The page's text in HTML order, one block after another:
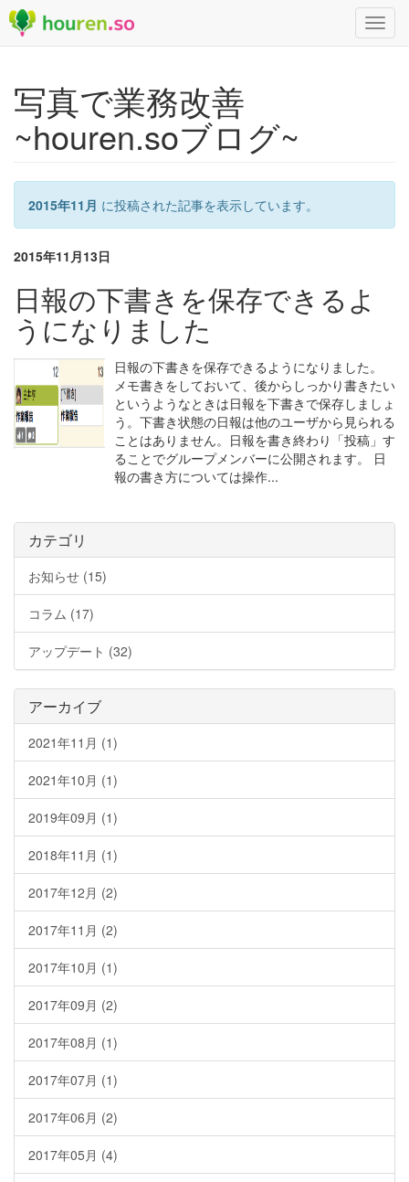
写真で業務改善
~houren.soブログ~
2015年11月 に投稿された記事を表示しています。
2015年11月13日
日報の下書きを保存できるよ
うになりました
日報の下書きを保存できるようになりました。
メモ書きをしておいて、後からしっかり書きたい
というようなときは日報を下書きで保存しましょ
う。下書き状態の日報は他のユーザから見られる
ことはありません。日報を書き終わり「投稿」す
ることでグループメンバーに公開されます。 日
報の書き方については操作...
カテゴリ
お知らせ (15)
コラム (17)
アップデート (32)
アーカイブ
2021年11月 (1)
2021年10月 (1)
2019年09月 (1)
2018年11月 (1)
2017年12月 (2)
2017年11月 (2)
2017年10月 (1)
2017年09月 (2)
2017年08月 (1)
2017年07月 (1)
2017年06月 (2)
2017年05月 (4)